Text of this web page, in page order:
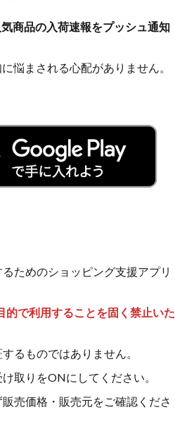
気商品の入荷速報をプッシュ通知
悩まされる心配がありません。
ためのショッピング支援アプリ
で利用することを固く禁止いた
るものではありません。
取りをONにしてください。
売価格・販売元をご確認くださ